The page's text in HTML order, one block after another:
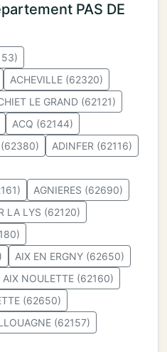
PAS DE
ACHEVILLE (62320)
LE GRAND (62121)
ACQ (62144)
(62380)
ADINFER (62116)
AGNIERES (62690)
LA LYS (62120)
AIX EN ERGNY (62650)
AIX NOULETTE (62160)
(62650)
(62157)